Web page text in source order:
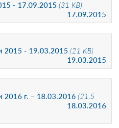
- 17.09.2015 (31 KB)
17.09.2015
2015 - 19.03.2015 (21 KB)
19.03.2015
2016 г. – 18.03.2016 (21.5
18.03.2016